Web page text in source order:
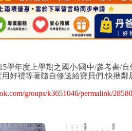
學年度上學期之國小/國中/參考書/
好禮等著隨自修送給寶貝們.快揪鄰
groups/k3651046/permalink/